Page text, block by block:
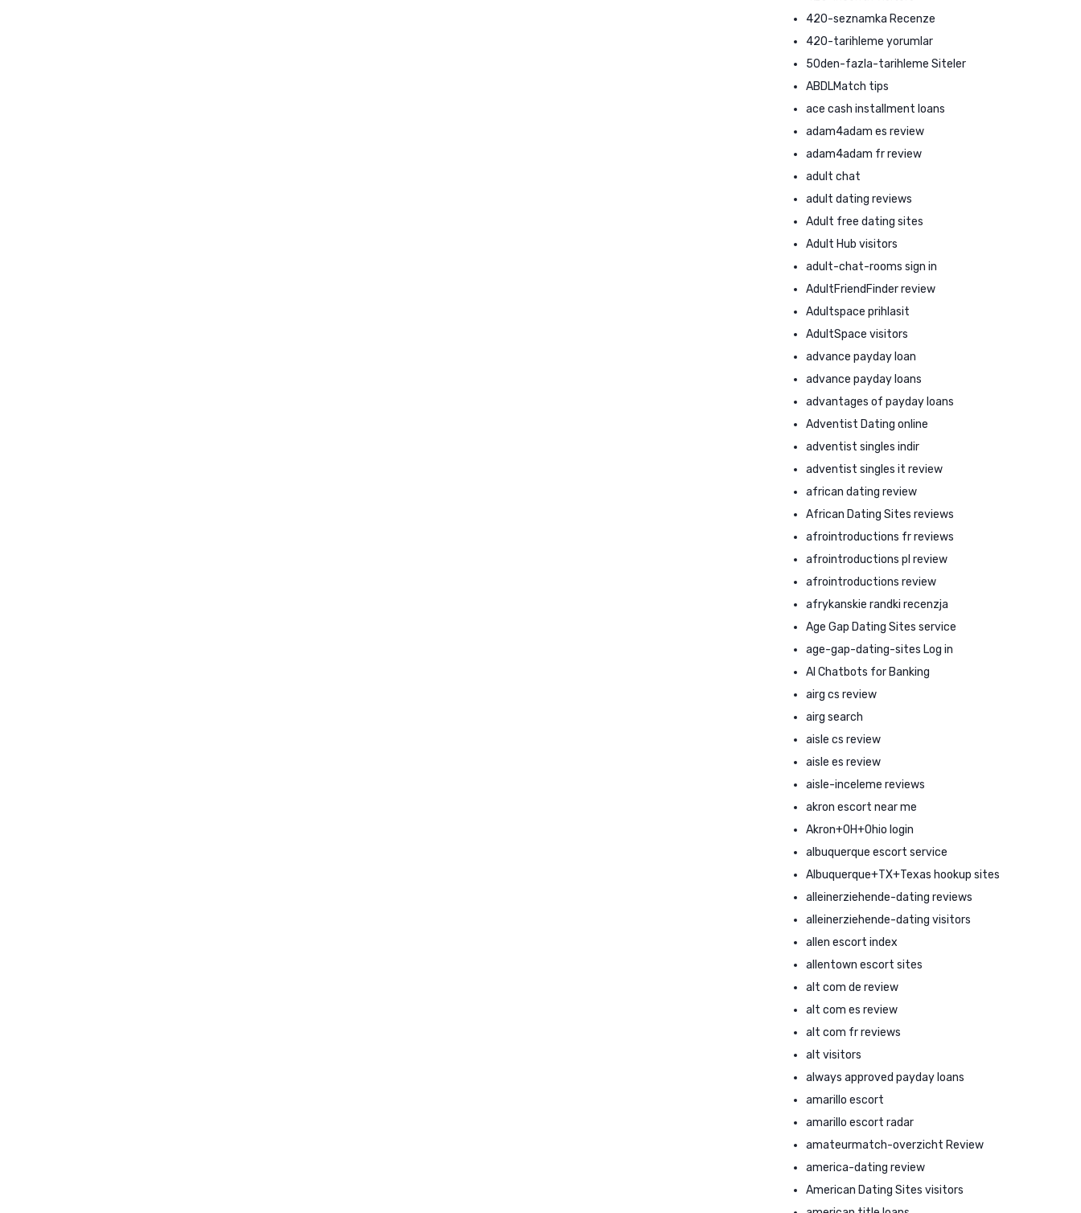
420-seznamka Recenze
420-tarihleme yorumlar
50den-fazla-tarihleme Siteler
ABDLMatch tips
ace cash installment loans
adam4adam es review
adam4adam fr review
adult chat
adult dating reviews
Adult free dating sites
Adult Hub visitors
adult-chat-rooms sign in
AdultFriendFinder review
Adultspace prihlasit
AdultSpace visitors
advance payday loan
advance payday loans
advantages of payday loans
Adventist Dating online
adventist singles indir
adventist singles it review
african dating review
African Dating Sites reviews
afrointroductions fr reviews
afrointroductions pl review
afrointroductions review
afrykanskie randki recenzja
Age Gap Dating Sites service
age-gap-dating-sites Log in
AI Chatbots for Banking
airg cs review
airg search
aisle cs review
aisle es review
aisle-inceleme reviews
akron escort near me
Akron+OH+Ohio login
albuquerque escort service
Albuquerque+TX+Texas hookup sites
alleinerziehende-dating reviews
alleinerziehende-dating visitors
allen escort index
allentown escort sites
alt com de review
alt com es review
alt com fr reviews
alt visitors
always approved payday loans
amarillo escort
amarillo escort radar
amateurmatch-overzicht Review
america-dating review
American Dating Sites visitors